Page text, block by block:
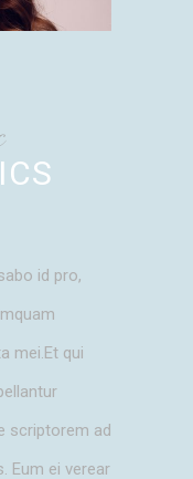
id pro,
mei.Et qui
scriptorem ad
Eum ei verear